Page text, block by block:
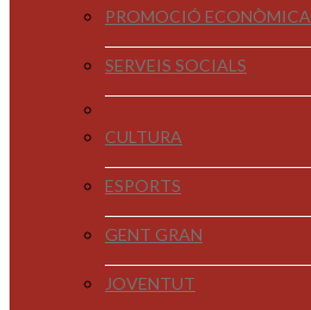
PROMOCIÓ ECONÒMICA
SERVEIS SOCIALS
CULTURA
ESPORTS
GENT GRAN
JOVENTUT